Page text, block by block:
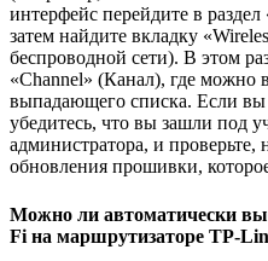
интерфейс перейдите в раздел
затем найдите вкладку
беспроводной сети). В этом
«Channel» (Канал), где можно
выпадающего списка. Если вы
убедитесь, что вы зашли под
администратора, и проверьте,
обновления прошивки,
Можно ли автоматически
Fi на маршрутизаторе TP-